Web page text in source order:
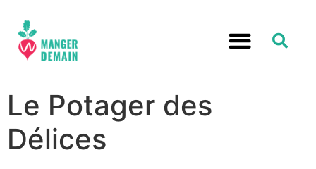
Le Potager des
Délices